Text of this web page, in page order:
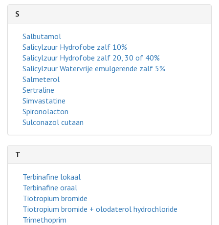
S
Salbutamol
Salicylzuur Hydrofobe zalf 10%
Salicylzuur Hydrofobe zalf 20, 30 of 40%
Salicylzuur Watervrije emulgerende zalf 5%
Salmeterol
Sertraline
Simvastatine
Spironolacton
Sulconazol cutaan
T
Terbinafine lokaal
Terbinafine oraal
Tiotropium bromide
Tiotropium bromide + olodaterol hydrochloride
Trimethoprim